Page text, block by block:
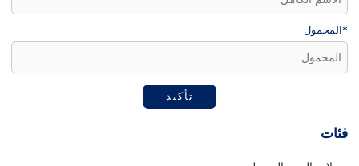
* المحمول
تأكيد
فئات